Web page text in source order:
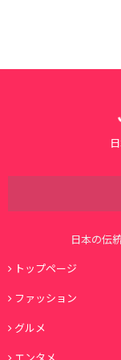
日本の伝
トップページ
ファッション
グルメ